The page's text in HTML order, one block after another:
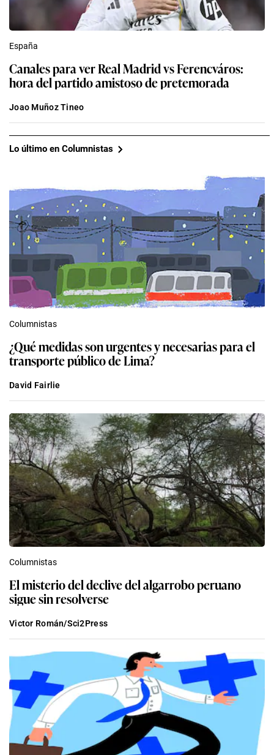
España
Canales para ver Real Madrid vs Ferencváros:
hora del partido amistoso de pretemorada
Joao Muñoz Tineo
Lo último en Columnistas
Columnistas
¿Qué medidas son urgentes y necesarias para el
transporte público de Lima?
David Fairlie
Columnistas
El misterio del declive del algarrobo peruano
sigue sin resolverse
Victor Román/Sci2Press